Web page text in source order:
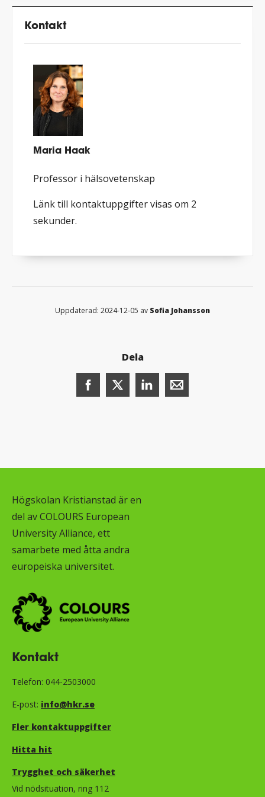
Kontakt
Maria Haak
Professor i hälsovetenskap
Länk till kontaktuppgifter visas om 1
sekunder.
Uppdaterad: 2024-12-05 av Sofia Johansson
Dela
Dela denna sida
Dela denna sida på
Dela denna sida på X (öppnas i
Dela denna sida på Facebook (öppnas
Högskolan Kristianstad är en
del av COLOURS European
University Alliance, ett
samarbete med åtta andra
europeiska universitet.
Kontakt
Telefon: 044-2503000
E-post: info@hkr.se
Fler kontaktuppgifter
Hitta hit
Trygghet och säkerhet​​​​​​​​​​​
Vid nödsituation, ring 112